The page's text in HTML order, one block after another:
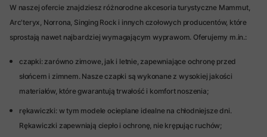
W naszej ofercie znajdziesz różnorodne akcesoria turystyczne Mammut,
Arc'teryx, Norrona, Singing Rock i innych czołowych producentów, które
sprostają nawet najbardziej wymagającym wyprawom. Oferujemy m.in.:
czapki: zarówno zimowe, jak i letnie, zapewniające ochronę przed
słońcem i zimnem. Nasze czapki są wykonane z wysokiej jakości
materiałów, które gwarantują trwałość i komfort noszenia;
rękawiczki: w tym modele ocieplane idealne na chłodniejsze dni.
Rękawiczki zapewniają ciepło i ochronę, nie krępując ruchów;